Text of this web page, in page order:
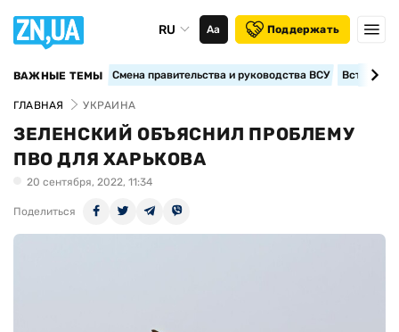
RU Аа Поддержать
ВАЖНЫЕ ТЕМЫ Смена правительства и руководства ВСУ
ГЛАВНАЯ УКРАИНА
ЗЕЛЕНСКИЙ ОБЪЯСНИЛ ПРОБЛЕМУ
ПВО ДЛЯ ХАРЬКОВА
20 сентября, 2022, 11:34
Поделиться